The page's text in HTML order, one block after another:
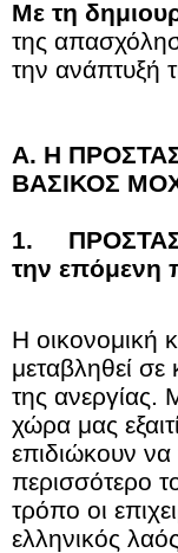
Με τη
της
την ανάπτυξή
Α. Η
ΒΑΣΙΚΟΣ
1.
την επόμενη
Η οικονομική
μεταβληθεί
της ανεργίας.
χώρα μας
επιδιώκουν
περισσότερο
τρόπο οι
ελληνικός